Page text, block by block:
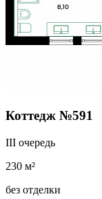
Коттедж №591
III очередь
230 м²
без отделки